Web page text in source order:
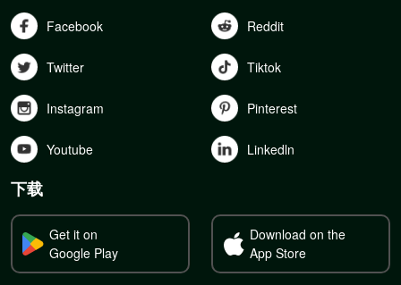
Facebook Reddit
Twitter Tiktok
Instagram Pinterest
Youtube Linkedln
下载
Get it on
Google Play
Download on the
App Store